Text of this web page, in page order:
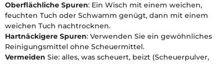
Oberflächliche Spuren: Ein Wisch mit einem weichen,
feuchten Tuch oder Schwamm genügt, dann mit einem
weichen Tuch nachtrocknen.
Hartnäckigere Spuren: Verwenden Sie ein gewöhnliches
Reinigungsmittel ohne Scheuermittel.
Vermeiden Sie: alles, was scheuert, beizt (Scheuerpulver,